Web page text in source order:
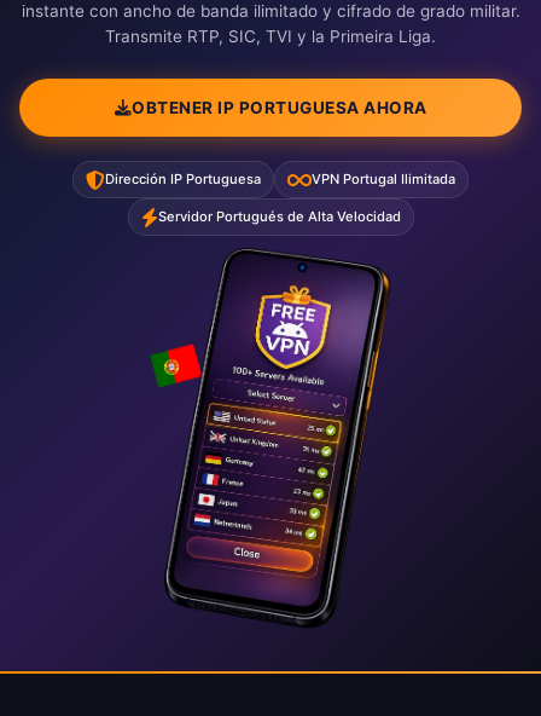
instante con ancho de banda ilimitado y cifrado de grado militar.
Transmite RTP, SIC, TVI y la Primeira Liga.
OBTENER IP PORTUGUESA AHORA
Dirección IP Portuguesa VPN Portugal Ilimitada
Servidor Portugués de Alta Velocidad